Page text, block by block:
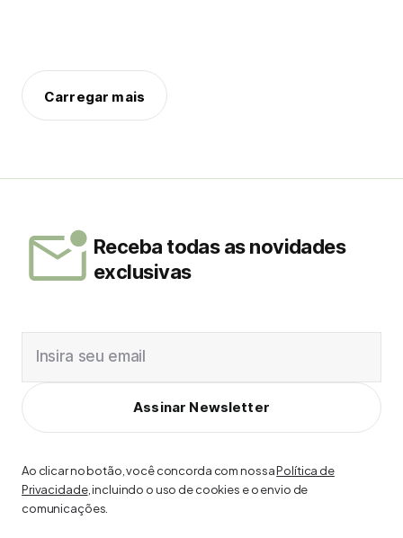
Carregar mais
Receba todas as novidades
exclusivas
Insira seu email
Assinar Newsletter
Ao clicar no botão, você concorda com nossaPolítica de
Privacidade, incluindo o uso de cookies e o envio de
comunicações.